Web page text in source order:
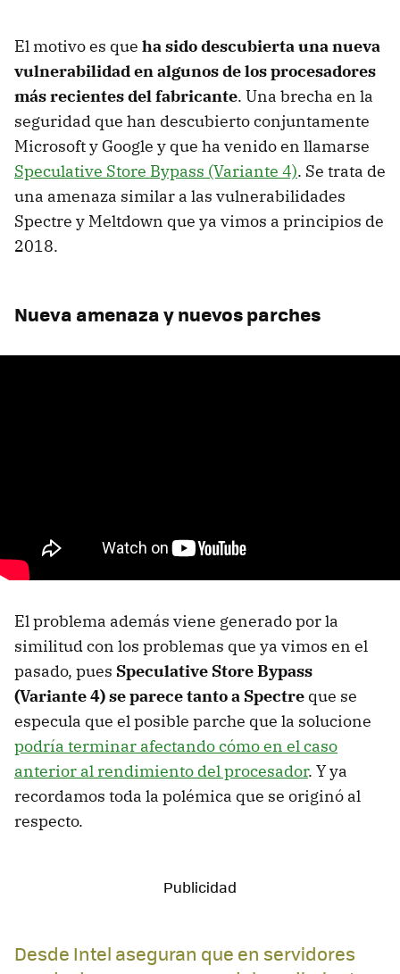
El motivo es que ha sido descubierta una nueva
vulnerabilidad en algunos de los procesadores
más recientes del fabricante. Una brecha en la
seguridad que han descubierto conjuntamente
Microsoft y Google y que ha venido en llamarse
Speculative Store Bypass (Variante 4). Se trata de
una amenaza similar a las vulnerabilidades
Spectre y Meltdown que ya vimos a principios de
2018.
Nueva amenaza y nuevos parches
El problema además viene generado por la
similitud con los problemas que ya vimos en el
pasado, pues Speculative Store Bypass
(Variante 4) se parece tanto a Spectre que se
especula que el posible parche que la solucione
podría terminar afectando cómo en el caso
anterior al rendimiento del procesador. Y ya
recordamos toda la polémica que se originó al
respecto.
Desde Intel aseguran que en servidores